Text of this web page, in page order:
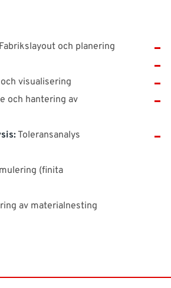
och planering
visualisering
och hantering av
Toleransanalys
(finita
av materialnesting